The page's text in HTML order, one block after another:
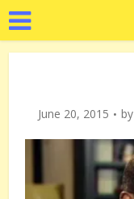
June 20, 2015 by